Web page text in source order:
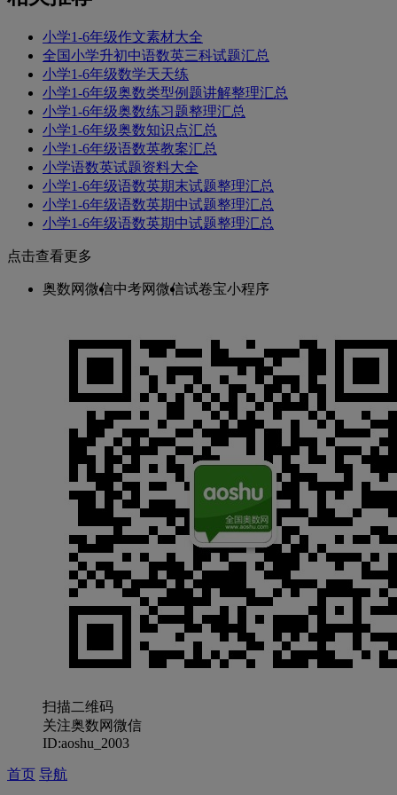
小学1-6年级作文素材大全
全国小学升初中语数英三科试题汇总
小学1-6年级数学天天练
小学1-6年级奥数类型例题讲解整理汇总
小学1-6年级奥数练习题整理汇总
小学1-6年级奥数知识点汇总
小学1-6年级语数英教案汇总
小学语数英试题资料大全
小学1-6年级语数英期末试题整理汇总
小学1-6年级语数英期中试题整理汇总
小学1-6年级语数英期中试题整理汇总
点击查看更多
奥数网微信中考网微信试卷宝小程序
扫描二维码
关注奥数网微信
ID:aoshu_2003
首页 导航